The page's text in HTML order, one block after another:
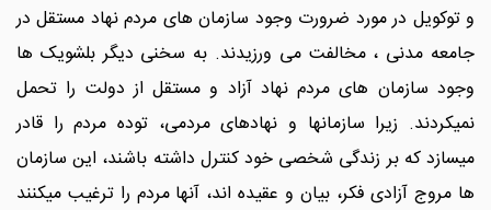
و توکویل در مورد ضرورت وجود سازمان های مردم نهاد مستقل در
جامعه مدنی ، مخالفت می ورزیدند. به سخنی دیگر بلشویک ها
وجود سازمان های مردم نهاد آزاد و مستقل از دولت را تحمل
نمیکردند. زیرا سازمانها و نهادهای مردمی، توده مردم را قادر
میسازد که بر زندگی شخصی خود کنترل داشته باشند، این سازمان
ها مروج آزادی فکر، بیان و عقیده اند، آنها مردم را ترغیب میکنند